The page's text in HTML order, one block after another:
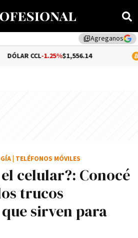
library_addAgreganos
-1.25%$1,556.14
celular?: Conocé
trucos
sirven para
TELÉFONOS MÓVILES